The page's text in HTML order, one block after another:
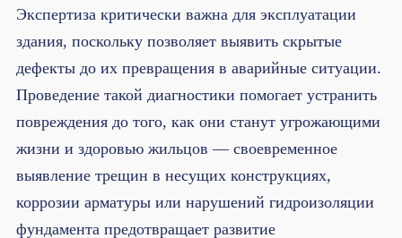
Экспертиза критически важна для эксплуатации
здания, поскольку позволяет выявить скрытые
дефекты до их превращения в аварийные ситуации.
Проведение такой диагностики помогает устранить
повреждения до того, как они станут угрожающими
жизни и здоровью жильцов — своевременное
выявление трещин в несущих конструкциях,
коррозии арматуры или нарушений гидроизоляции
фундамента предотвращает развитие